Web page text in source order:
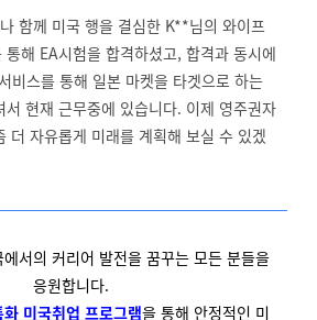
함께 미국 행을 결심한 K**님의 와이프
해 EA시험을 합격하셨고, 합격과 동시에
비스를 통해 일본 마켓을 타겟으로 하는
서 현재 근무중에 있습니다. 이제 영주권자
더 자유롭게 미래를 계획해 보실 수 있겠
서의 커리어 발전을 꿈꾸는 모든 분들을
응원합니다.
미국취업 프로그램을 통해 안정적인 미